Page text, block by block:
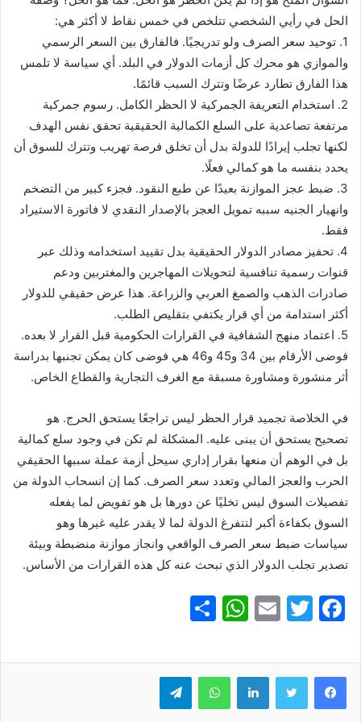
الحل في رأيي الشخصي تتلخص في خمس نقاط لا أكثر هي:
1. توحيد سعر الصرف ولو تدريجيًا. فالفارق بين السعر الرسمي
والموازي هو محرك كل أزمات الدولار في البلد. أي سياسة لا تلمس
هذا الفارق تطارد عرضًا وتترك السبب قائمًا.
2. استخدام التعريفة الجمركية لا الحظر الكامل. رسوم جمركية
مرتفعة تصاعدية على السلع الكمالية الحقيقية تحقق نفس الهدف
لكنها تجلب إيرادًا للدولة بدل أن تخلق فرصة تهريب وتترك للسوق أن
يحدد بنفسه ما هو كمالي فعلًا.
3. ضبط عجز الموازنة بعيدًا عن طبع النقود. فجزء كبير من التضخم
وانهيار الجنيه سببه تمويل العجز بالإصدار النقدي لا فاتورة الاستيراد
فقط.
4. تحفيز مصادر الدولار الحقيقية بدل تقييد استخدامه وذلك عبر
قنوات رسمية تنافسية لتحويلات المهاجرين والمغتربين ودعم
صادرات الذهب والصمغ العربي والزراعة. هذا عرض حقيقي للدولار
أكثر استدامة من أي قرار يكتفي بتقليص الطلب.
5. اعتماد منهج الشفافية في القرارات الحكومية قبل القرار لا بعده.
فوضى الأرقام بين 34 و45 و46 هي فوضى كان يمكن تجنبها بدراسة
أثر منشورة ومشاورة مسبقة مع الغرف التجارية والقطاع الخاص.
في الخلاصة تجميد قرار الحظر ليس تراجعًا يستحق الحرج. هو
تصحيح يستحق أن يبنى عليه. المشكلة لم تكن في وجود سلع كمالية
بل في الوهم أن منعها بقرار إداري سيحل أزمة عملة سببها الحقيقي
الحرب والعجز المالي وتعدد سعر الصرف. كما إن انسحاب الدولة من
تفصيلات السوق ليس تخليًا عن دورها بل هو تفويض لما يفعله
السوق بكفاءة أكبر لتتفرغ الدولة لما لا يقدر عليه غيرها وهو
سياسات ضبط سعر الصرف الواقعي وانجاز موازنة منضبطة وبيئة
تصدير تجلب الدولار الذي تبحث عنه كل هذه القرارات من الأساس.
F
c
e
b
T
itt
er
E
ai
l
W
at
s
A
ar
e
لينكدإن واتساب تيلقرام